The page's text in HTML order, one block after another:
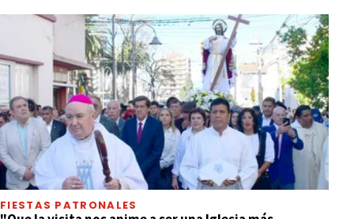
FIESTAS PATRONALES